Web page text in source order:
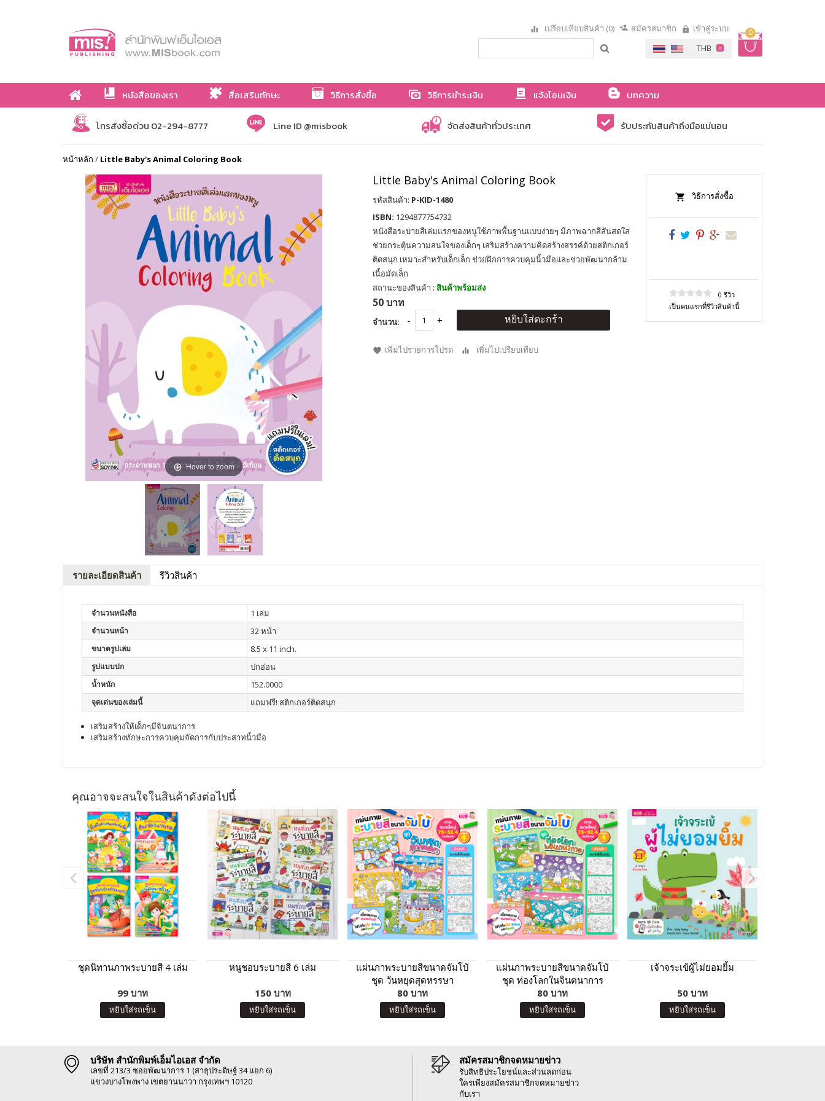
0
เปรียบเทียบสินค้า (0) สมัครสมาชิก เข้าสู่ระบบ
หนังสือของเรา สื่อเสริมทักษะ วิธีการสั่งซื้อ วิธีการชำระเงิน แจ้งโอนเงิน
บทความ
เกี่ยวกับเรา
โทรสั่งซื้อด่วน 02-294-8777 Line ID @misbook จัดส่งสินค้าทั่วประเทศ รับประกันสินค้าถึงมือแน่นอน
หน้าหลัก / Little Baby's Animal Coloring Book
Hover to zoom
Little Baby's Animal Coloring Book
รหัสสินค้า: P-KID-1480
ISBN: 1294877754732
หนังสือระบายสีเล่มแรกของหนูใช้ภาพพื้นฐานแบบง่ายๆ มีภาพฉากสีสันสดใส
ช่วยกระตุ้นความสนใจของเด็กๆ เสริมสร้างความคิดสร้างสรรค์ด้วยสติกเกอร์
ติดสนุก เหมาะสำหรับเด็กเล็ก ช่วยฝึกการควบคุมนิ้วมือและช่วยพัฒนากล้าม
เนื้อมัดเล็ก
สถานะของสินค้า : สินค้าพร้อมส่ง
50 บาท
จำนวน: หยิบใส่ตะกร้า
เพิ่มไปรายการโปรด เพิ่มไปเปรียบเทียบ
วิธีการสั่งซื้อ
0 รีวิว
เป็นคนแรกที่รีวิวสินค้านี้
รายละเอียดสินค้า รีวิวสินค้า
จำนวนหนังสือ 1 เล่ม
จำนวนหน้า 32 หน้า
ขนาดรูปเล่ม 8.5 x 11 inch.
รูปแบบปก ปกอ่อน
น้ำหนัก 152.0000
จุดเด่นของเล่มนี้ แถมฟรี! สติกเกอร์ติดสนุก
เสริมสร้างให้เด็กๆมีจินตนาการ
เสริมสร้างทักษะการควบคุมจัดการกับประสาทนิ้วมือ
คุณอาจจะสนใจในสินค้าดังต่อไปนี้
ชุดนิทานภาพระบายสี 4 เล่ม
99 บาท
หยิบใส่รถเข็น
หนูชอบระบายสี 6 เล่ม
150 บาท
หยิบใส่รถเข็น
แผ่นภาพระบายสีขนาดจัมโบ้
ชุด วันหยุดสุดหรรษา
80 บาท
หยิบใส่รถเข็น
แผ่นภาพระบายสีขนาดจัมโบ้
ชุด ท่องโลกในจินตนาการ
80 บาท
หยิบใส่รถเข็น
เจ้าจระเข้ผู้ไม่ยอมยิ้ม
50 บาท
หยิบใส่รถเข็น
บริษัท สำนักพิมพ์เอ็มไอเอส จำกัด
เลขที่ 213/3 ซอยพัฒนาการ 1 (สาธุประดิษฐ์ 34 แยก 6)
แขวงบางโพงพาง เขตยานนาวา กรุงเทพฯ 10120
สมัครสมาชิกจดหมายข่าว
รับสิทธิประโยชน์และส่วนลดก่อน
ใครเพียงสมัครสมาชิกจดหมายข่าว
กับเรา